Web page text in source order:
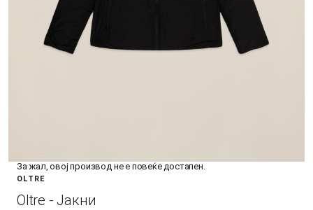
За жал, овој производ не е повеќе достапен.
OLTRE
Oltre - Јакни